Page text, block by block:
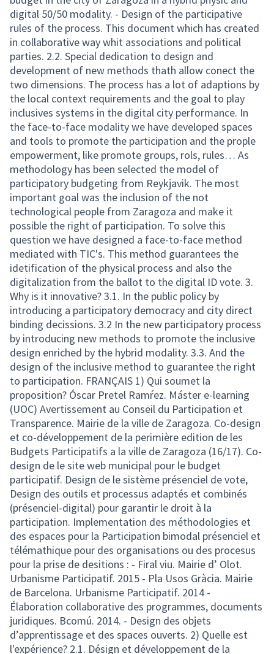
digital 50/50 modality. - Design of the participative
rules of the process. This document which has created
in collaborative way whit associations and political
parties. 2.2. Special dedication to design and
development of new methods thath allow conect the
two dimensions. The process has a lot of adaptions by
the local context requirements and the goal to play
inclusives systems in the digital city performance. In
the face-to-face modality we have developed spaces
and tools to promote the participation and the prople
empowerment, like promote groups, rols, rules… As
methodology has been selected the model of
participatory budgeting from Reykjavik. The most
important goal was the inclusion of the not
technological people from Zaragoza and make it
possible the right of participation. To solve this
question we have designed a face-to-face method
mediated with TIC's. This method guarantees the
idetification of the physical process and also the
digitalization from the ballot to the digital ID vote. 3.
Why is it innovative? 3.1. In the public policy by
introducing a participatory democracy and city direct
binding decissions. 3.2 In the new participatory process
by introducing new methods to promote the inclusive
design enriched by the hybrid modality. 3.3. And the
design of the inclusive method to guarantee the right
to participation. FRANÇAIS 1) Qui soumet la
proposition? Óscar Pretel Ramŕez. Máster e-learning
(UOC) Avertissement au Conseil du Participation et
Transparence. Mairie de la ville de Zaragoza. Co-design
et co-développement de la perimière edition de les
Budgets Participatifs a la ville de Zaragoza (16/17). Co-
design de le site web municipal pour le budget
participatif. Design de le sistème présenciel de vote,
Design des outils et processus adaptés et combinés
(présenciel-digital) pour garantir le droit à la
participation. Implementation des méthodologies et
des espaces pour la Participation bimodal présenciel et
télémathique pour des organisations ou des procesus
pour la prise de desitions : - Firal viu. Mairie d’ Olot.
Urbanisme Participatif. 2015 - Pla Usos Gràcia. Mairie
de Barcelona. Urbanisme Participatif. 2014 -
Élaboration collaborative des programmes, documents
juridiques. Bcomú. 2014. - Design des objets
d’apprentissage et des spaces ouverts. 2) Quelle est
l'expérience? 2.1. Désign et développement de la